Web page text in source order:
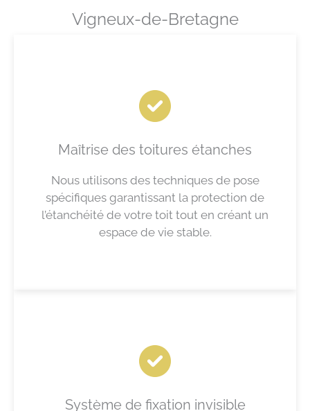
Vigneux-de-Bretagne
Maîtrise des toitures étanches
Nous utilisons des techniques de pose
spécifiques garantissant la protection de
l’étanchéité de votre toit tout en créant un
espace de vie stable.
Système de fixation invisible